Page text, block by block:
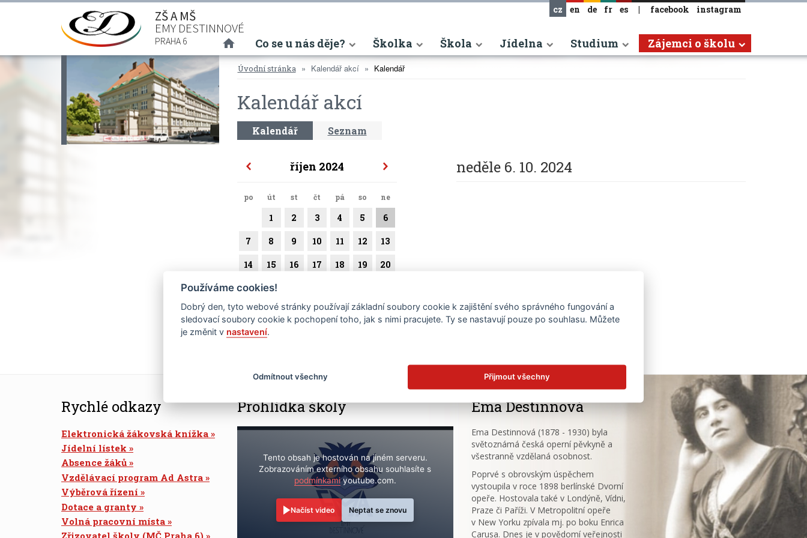
ZŠ A MŠ
EMY DESTINNOVÉ
PRAHA 6
cz en de fr es | facebook instagram
(current)
Co se u nás děje? Školka Škola Jídelna Studium Zájemci o školu
Úvodní stránka Kalendář akcí Kalendář
Kalendář akcí
Kalendář Seznam
říjen 2024
po út st čt pá so ne
1 2 3 4 5 6
7 8 9 10 11 12 13
14 15 16 17 18 19 20
21 22
28 29 30 31
neděle 6. 10. 2024
Rychlé odkazy
Elektronická žákovská knížka
Jídelní lístek
Absence žáků
Vzdělávací program Ad Astra
Výběrová řízení
Dotace a granty
Volná pracovní místa
Prohlídka školy
Tento obsah je hostován na jiném serveru.
Zobrazováním externího obsahu souhlasíte s
podmínkamiyoutube.com.
Načíst video Neptat se znovu
Ema Destinnová
Ema Destinnová (1878 - 1930) byla
světoznámá česká operní pěvkyně a
všestranně vzdělaná osobnost.
Poprvé s obrovským úspěchem
vystoupila v roce 1898 berlínské Dvorní
opeře. Hostovala také v Londýně, Vídni,
Praze či Paříži. V Metropolitní opeře
v New Yorku zpívala mj. po boku Enrica
Carusa. Dnes je v povědomí veřejnosti
Používáme cookies!
Dobrý den, tyto webové stránky používají základní soubory cookie k zajištění svého správného fungování a
sledovací soubory cookie k pochopení toho, jak s nimi pracujete. Ty se nastavují pouze po souhlasu. Můžete
je změnit v nastavení.
Odmítnout všechny Přijmout všechny